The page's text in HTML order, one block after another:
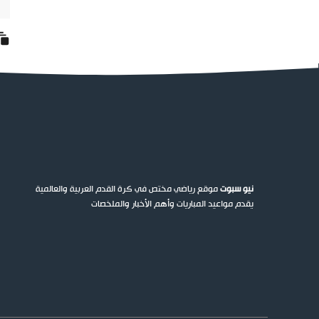
نيو سبوتموقع رياضي مختص في كرة القدم العربية والعالمية
يقدم مواعيد المباريات وأهم الأخبار والملخصات